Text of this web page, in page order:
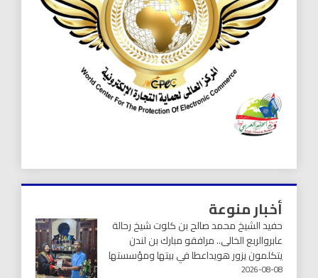
أخبار منوعة
حفيد الشيخ محمد صالح بن كلوت شيخ رحالة
عابروالربع الخالى.. مرافقو مبارك بن لندن
يتكلمون يزور هويداعطا في بيتها ومؤسستها
2026-08-08